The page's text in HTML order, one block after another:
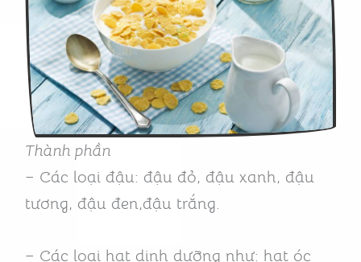
Thành phần
– Các loại đậu: đậu đỏ, đậu xanh, đậu
tương, đậu đen,đậu trắng.
– Các loại hạt dinh dưỡng như: hạt óc